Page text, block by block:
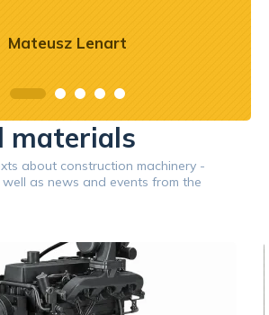
Mateusz Lenart
materials
about construction machinery -
as news and events from the